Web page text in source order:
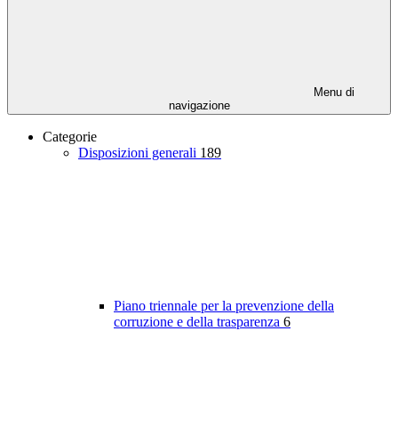
Menu di
navigazione
Categorie
Disposizioni generali 189
Piano triennale per la prevenzione della
corruzione e della trasparenza 6